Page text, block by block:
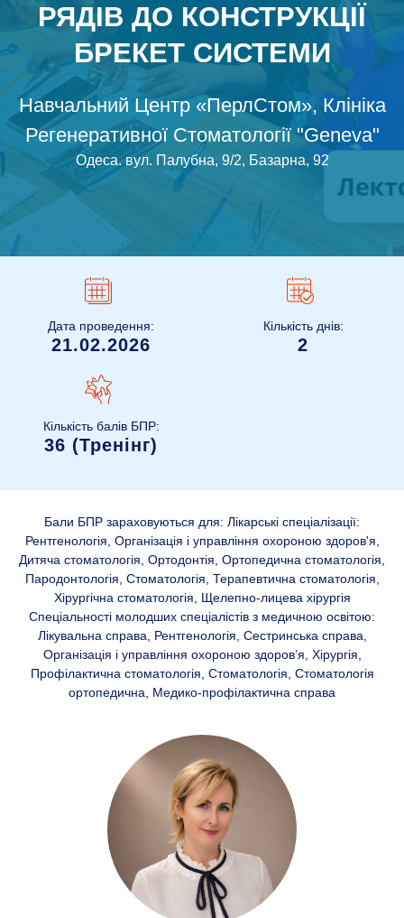
РЯДІВ ДО КОНСТРУКЦІЇ
БРЕКЕТ СИСТЕМИ
Навчальний Центр «ПерлСтом», Клініка
Регенеративної Стоматології "Geneva"
Одеса. вул. Палубна, 9/2, Базарна, 92
Дата проведення:
21.02.2026
Кількість днів:
2
Кількість балів БПР:
36 (Тренінг)
Бали БПР зараховуються для: Лікарські спеціалізації:
Рентгенологія, Організація і управління охороною здоров'я,
Дитяча стоматологія, Ортодонтія, Ортопедична стоматологія,
Пародонтологія, Стоматологія, Терапевтична стоматологія,
Хірургічна стоматологія, Щелепно-лицева хірургія
Спеціальності молодших спеціалістів з медичною освітою:
Лікувальна справа, Рентгенологія, Сестринська справа,
Організація і управління охороною здоров’я, Хірургія,
Профілактична стоматологія, Стоматологія, Стоматологія
ортопедична, Медико-профілактична справа